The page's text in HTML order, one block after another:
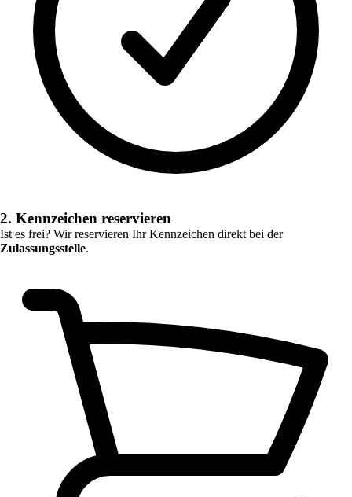
2. Kennzeichen reservieren
Ist es frei? Wir reservieren Ihr Kennzeichen direkt bei der
Zulassungsstelle.